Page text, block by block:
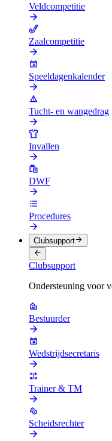
Veldcompetitie
Zaalcompetitie
Speeldagenkalender
Tucht- en wangedrag
Invallen
DWF
Procedures
Clubsupport
Clubsupport
Ondersteuning voor
Bestuurder
Wedstrijdsecretaris
Trainer & TM
Scheidsrechter